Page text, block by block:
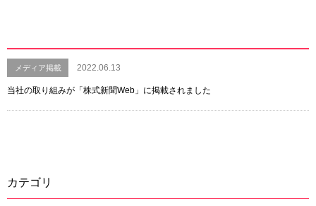
メディア掲載 2022.06.13
当社の取り組みが「株式新聞Web」に掲載されました
カテゴリ